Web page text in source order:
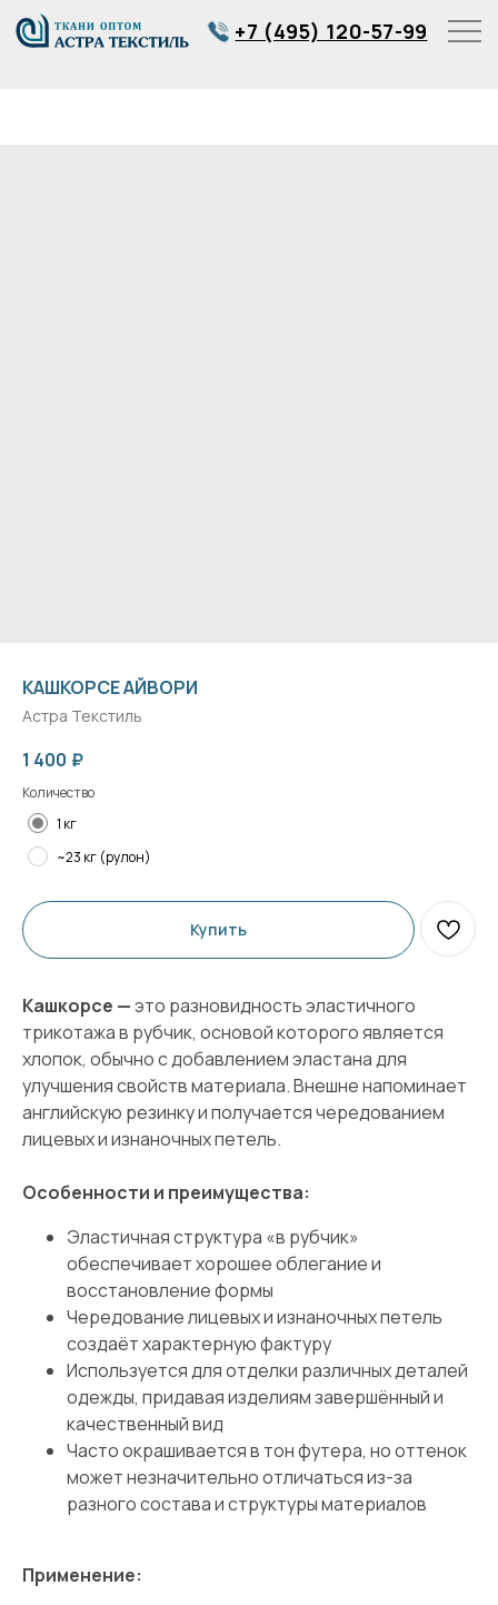
+7 (495) 120-57-99
КАШКОРСЕ АЙВОРИ
Астра Текстиль
1 400 ₽
Количество
1 кг
~23 кг (рулон)
Купить
Кашкорсе —это разновидность эластичного
трикотажа в рубчик, основой которого является
хлопок, обычно с добавлением эластана для
улучшения свойств материала. Внешне напоминает
английскую резинку и получается чередованием
лицевых и изнаночных петель.
Особенности и преимущества:
Эластичная структура «в рубчик»
обеспечивает хорошее облегание и
восстановление формы
Чередование лицевых и изнаночных петель
создаёт характерную фактуру
Используется для отделки различных деталей
одежды, придавая изделиям завершённый и
качественный вид
Часто окрашивается в тон футера, но оттенок
может незначительно отличаться из-за
разного состава и структуры материалов
Применение: